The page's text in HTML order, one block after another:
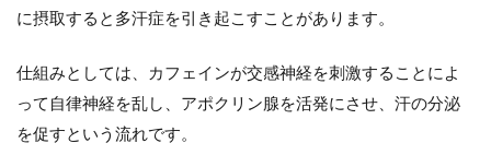
に摂取すると多汗症を引き起こすことがあります。
仕組みとしては、カフェインが交感神経を刺激することによ
って自律神経を乱し、アポクリン腺を活発にさせ、汗の分泌
を促すという流れです。